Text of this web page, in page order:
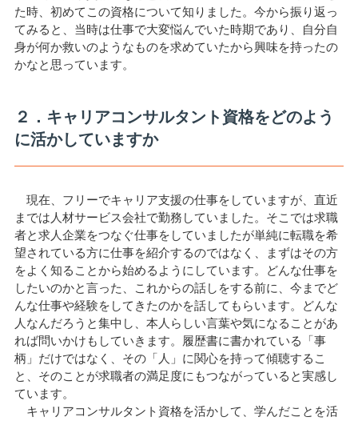
た時、初めてこの資格について知りました。今から振り返っ
てみると、当時は仕事で大変悩んでいた時期であり、自分自
身が何か救いのようなものを求めていたから興味を持ったの
かなと思っています。
２．キャリアコンサルタント資格をどのよう
に活かしていますか
現在、フリーでキャリア支援の仕事をしていますが、直近
までは人材サービス会社で勤務していました。そこでは求職
者と求人企業をつなぐ仕事をしていましたが単純に転職を希
望されている方に仕事を紹介するのではなく、まずはその方
をよく知ることから始めるようにしています。どんな仕事を
したいのかと言った、これからの話しをする前に、今までど
んな仕事や経験をしてきたのかを話してもらいます。どんな
人なんだろうと集中し、本人らしい言葉や気になることがあ
れば問いかけもしていきます。履歴書に書かれている「事
柄」だけではなく、その「人」に関心を持って傾聴するこ
と、そのことが求職者の満足度にもつながっていると実感し
ています。
キャリアコンサルタント資格を活かして、学んだことを活